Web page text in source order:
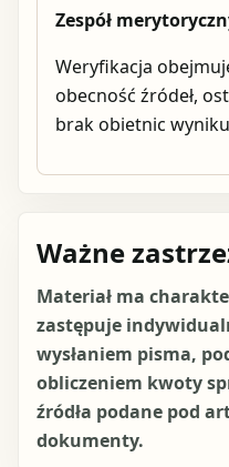
Zespół
Weryfikacja
obecność źródeł,
brak obietnic
Ważne
Materiał ma
zastępuje
wysłaniem pisma,
obliczeniem kwoty
źródła podane pod
dokumenty.